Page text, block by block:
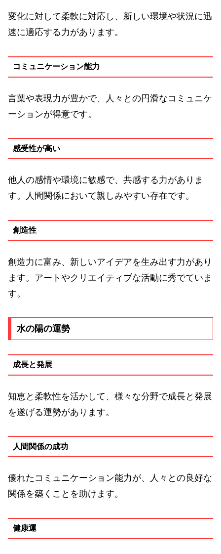
変化に対して柔軟に対応し、新しい環境や状況に迅
速に適応する力があります。
コミュニケーション能力
言葉や表現力が豊かで、人々との円滑なコミュニケ
ーションが得意です。
感受性が高い
他人の感情や環境に敏感で、共感する力がありま
す。人間関係において親しみやすい存在です。
創造性
創造力に富み、新しいアイデアを生み出す力があり
ます。アートやクリエイティブな活動に秀でていま
す。
水の陽の運勢
成長と発展
知恵と柔軟性を活かして、様々な分野で成長と発展
を遂げる運勢があります。
人間関係の成功
優れたコミュニケーション能力が、人々との良好な
関係を築くことを助けます。
健康運